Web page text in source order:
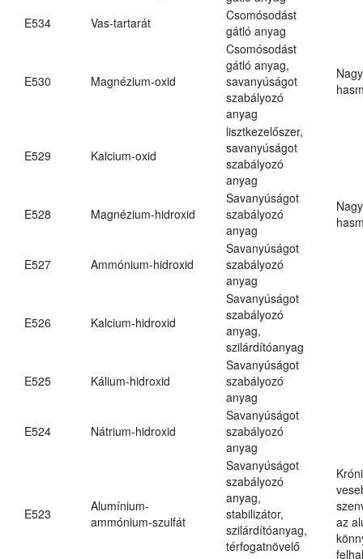
E534
Vas-tartarát
Csomósodást
gátló anyag
E530 Magnézium-oxid
Csomósodást
gátló anyag,
savanyúságot
szabályozó
anyag
E529 Kalcium-oxid
lisztkezelőszer,
savanyúságot
szabályozó
anyag
E528 Magnézium-hidroxid
Savanyúságot
szabályozó
anyag
E527 Ammónium-hidroxid
Savanyúságot
szabályozó
anyag
E526 Kalcium-hidroxid
Savanyúságot
szabályozó
anyag,
szilárdítóanyag
E525 Kálium-hidroxid
Savanyúságot
szabályozó
anyag
E524 Nátrium-hidroxid
Savanyúságot
szabályozó
anyag
E523
Alumínium-
ammónium-szulfát
Savanyúságot
szabályozó
anyag,
stabilizátor,
szilárdítóanyag,
térfogatnövelő
az